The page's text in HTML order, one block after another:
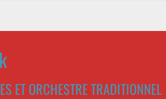
ET ORCHESTRE TRADITIONNEL